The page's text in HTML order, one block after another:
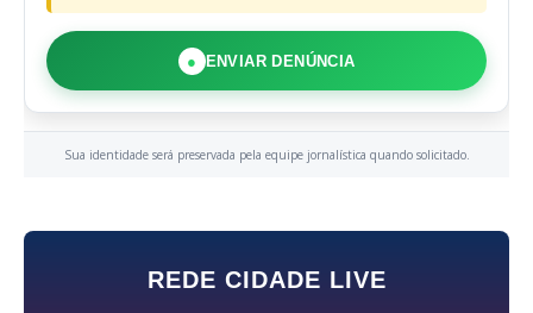
● ENVIAR DENÚNCIA
Sua identidade será preservada pela equipe jornalística quando solicitado.
REDE CIDADE LIVE